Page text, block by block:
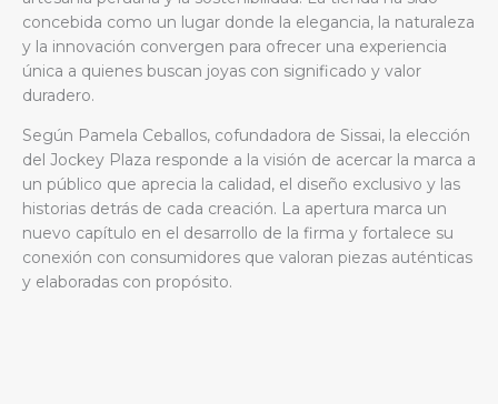
concebida como un lugar donde la elegancia, la naturaleza
y la innovación convergen para ofrecer una experiencia
única a quienes buscan joyas con significado y valor
duradero.
Según Pamela Ceballos, cofundadora de Sissai, la elección
del Jockey Plaza responde a la visión de acercar la marca a
un público que aprecia la calidad, el diseño exclusivo y las
historias detrás de cada creación. La apertura marca un
nuevo capítulo en el desarrollo de la firma y fortalece su
conexión con consumidores que valoran piezas auténticas
y elaboradas con propósito.